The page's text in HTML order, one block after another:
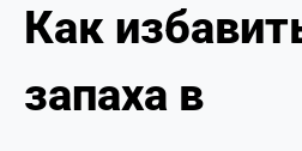
ГЛАВНАЯ
ФТУ
Как
запаха в